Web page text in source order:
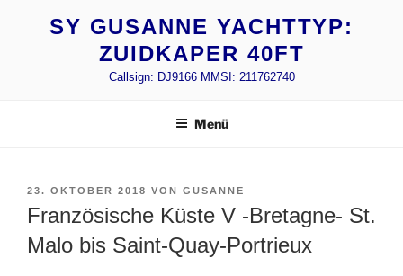
SY GUSANNE YACHTTYP:
ZUIDKAPER 40FT
Callsign: DJ9166 MMSI: 211762740
Menü
VERÖFFENTLICHT
AM
23. OKTOBER 2018 VON GUSANNE
Französische Küste V -Bretagne- St.
Malo bis Saint-Quay-Portrieux